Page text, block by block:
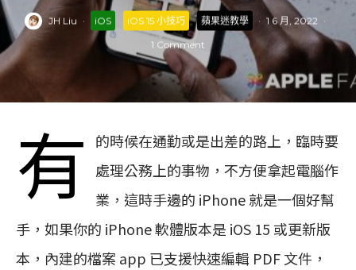
JH Liu · iOS iOS 15 小技巧 蘋果迷教學 · 1 6 月, 2022 ·
1 Comment
有
的時候在通勤或是出差的路上，臨時要
處理公務上的事物，不方便拿起電腦作
業，這時手邊的 iPhone 就是一個好幫
手，如果你的 iPhone 軟體版本是 iOS 15 或更新版
本，內建的檔案 app 已支援快速編輯 PDF 文件，